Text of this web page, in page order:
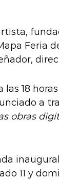
Feria
18
a
obras
11 y